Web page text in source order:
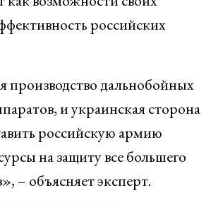
российских
производство дальнобойных
и украинская сторона
российскую армию
на защиту все большего
– объясняет эксперт.